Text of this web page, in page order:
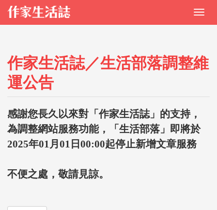
作家生活誌／生活部落調整維
運公告
感謝您長久以來對「作家生活誌」的支持，
為調整網站服務功能，「生活部落」即將於
2025年01月01日00:00起停止新增文章服務
不便之處，敬請見諒。